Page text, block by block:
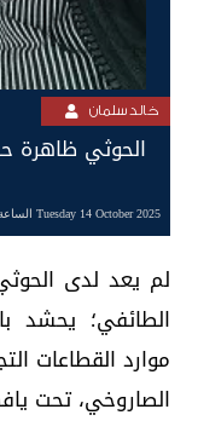
خالد سلمان
الحوثي ظاهرة
Tuesday 14 October 2025 الساعة 07:36 pm
لم يعد لدى
الطائفي؛ يحشد
موارد القطاعات
الصاروخي، تحت